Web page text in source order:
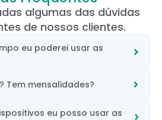
algumas das dúvidas
de nossos clientes.
eu poderei usar as
Tem mensalidades?
eu posso usar as